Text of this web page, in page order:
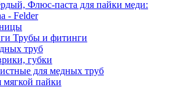
Флюс-паста для пайки меди:
- Felder
Трубы и фитинги
труб
губки
для медных труб
пайки